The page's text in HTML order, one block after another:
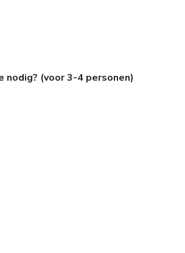
nodig? (voor 3-4 personen)